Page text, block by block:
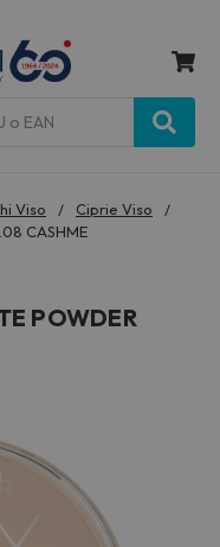
Viso
Ciprie Viso
CASHME
POWDER